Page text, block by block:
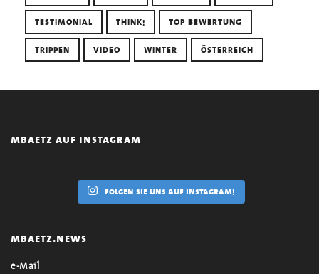
TESTIMONIAL THINK! TOP BEWERTUNG
TRIPPEN VIDEO WINTER ÖSTERREICH
mbaetz auf instagram
folgen sie uns auf instagram!
mbaetz.news
e-Mail